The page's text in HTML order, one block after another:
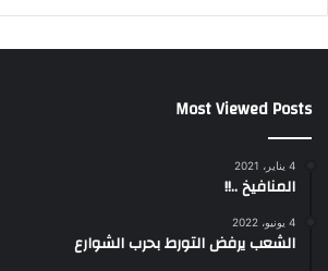
Most Viewed Posts
4 يناير، 2021
المنافيخ ..!!
4 يونيو، 2022
الشعب يرفض التورط بحرب الشوارع